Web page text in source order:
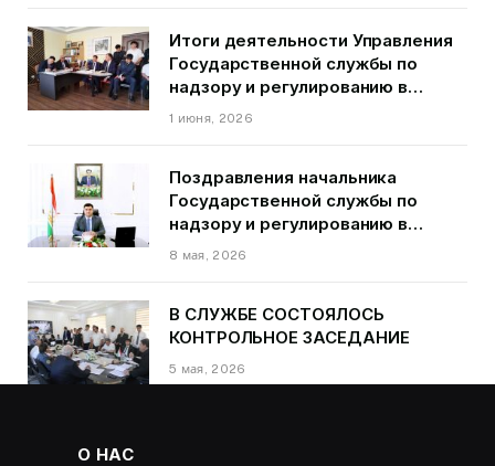
Итоги деятельности Управления
Государственной службы по
надзору и регулированию в
области транспорта ГБАО в
1 июня, 2026
Поздравления начальника
Государственной службы по
надзору и регулированию в
области транспорта Курбонзода
8 мая, 2026
В СЛУЖБЕ СОСТОЯЛОСЬ
КОНТРОЛЬНОЕ ЗАСЕДАНИЕ
5 мая, 2026
О НАС